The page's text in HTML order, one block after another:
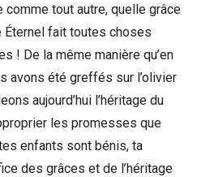
comme tout autre, quelle grâce
Éternel fait toutes choses
! De la même manière qu’en
avons été greffés sur l’olivier
aujourd’hui l’héritage du
les promesses que
enfants sont bénis, ta
des grâces et de l’héritage